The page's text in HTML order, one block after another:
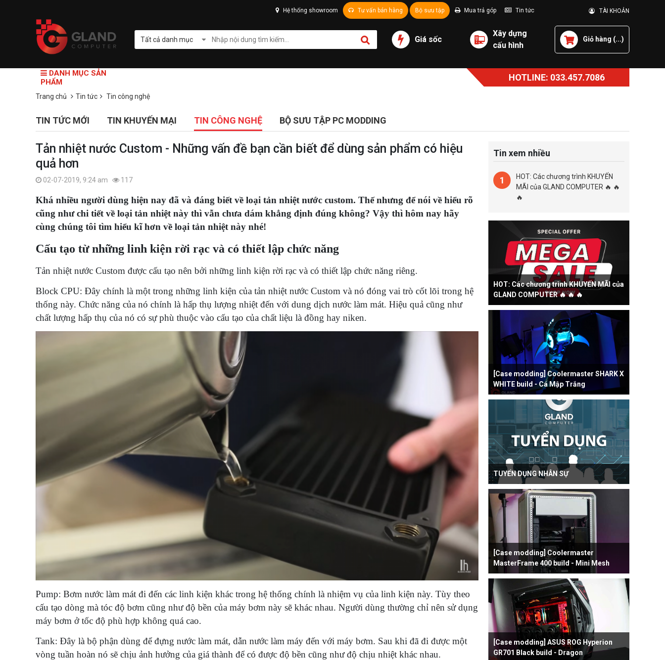
Hệ thống showroom Tư vấn bán hàng Bộ sưu tập Mua trả góp Tin tức TÀI KHOẢN
Tất cả danh mục Giá sốc
Xây dựng
cấu hình
Giỏ hàng (...)
DANH MỤC SẢN
PHẨM
HOTLINE: 033.457.7086
Trang chủ Tin tức Tin công nghệ
TIN TỨC MỚI TIN KHUYẾN MẠI TIN CÔNG NGHỆ BỘ SƯU TẬP PC MODDING
Tản nhiệt nước Custom - Những vấn đề bạn cần biết để dùng sản phẩm có hiệu
quả hơn
02-07-2019, 9:24 am 117
Khá nhiều người dùng hiện nay đã và đáng biết về loại tản nhiệt nước custom. Thế nhưng để nói về hiểu rõ
cũng như chi tiết về loại tản nhiệt này thì vẫn chưa dám khẳng định đúng không? Vậy thì hôm nay hãy
cùng chúng tôi tìm hiểu kĩ hơn về loại tản nhiệt này nhé!
Cấu tạo từ những linh kiện rời rạc và có thiết lập chức năng
Tản nhiệt nước Custom được cấu tạo nên bởi những linh kiện rời rạc và có thiết lập chức năng riêng.
Block CPU: Đây chính là một trong những linh kiện của tản nhiệt nước Custom và nó đóng vai trò cốt lõi trong hệ
thống này. Chức năng của nó chính là hấp thụ lượng nhiệt đến với dung dịch nước làm mát. Hiệu quả cũng như
chất lượng hấp thụ của nó có sự phù thuộc vào cấu tạo của chất liệu là đồng hay niken.
Pump: Bơm nước làm mát đi đến các linh kiện khác trong hệ thống chính là nhiệm vụ của linh kiện này. Tùy theo
cấu tạo dòng mà tóc độ bơm cũng như độ bền của máy bơm này sẽ khác nhau. Người dùng thường chỉ nên sử dụng
máy bơm ở tốc độ phù hợp không quá cao.
Tank: Đây là bộ phận dùng để đựng nước làm mát, dẫn nước làm máy đến với máy bơm. Sau khi đã đi được một
vòng tuần hoàn nó sẽ chịu ảnh hưởng của giá thành để có được độ bền cũng như độ chịu nhiệt khác nhau.
Tin xem nhiều
1
HOT: Các chương trình KHUYẾN
MÃI của GLAND COMPUTER 🔥 🔥
🔥
HOT: Các chương trình KHUYẾN MÃI của
GLAND COMPUTER 🔥 🔥 🔥
[Case modding] Coolermaster SHARK X
WHITE build - Cá Mập Trắng
TUYỂN DỤNG NHÂN SỰ
[Case modding] Coolermaster
MasterFrame 400 build - Mini Mesh
[Case modding] ASUS ROG Hyperion
GR701 Black build - Dragon